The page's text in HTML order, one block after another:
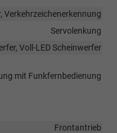
Verkehrzeichenerkennung
Servolenkung
Voll-LED Scheinwerfer
mit Funkfernbedienung
Frontantrieb